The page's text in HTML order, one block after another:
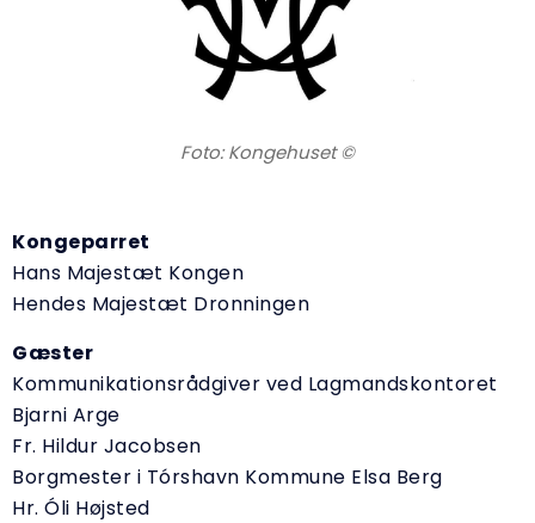
Foto: Kongehuset ©
Kongeparret
Hans Majestæt Kongen
Hendes Majestæt Dronningen
Gæster
Kommunikationsrådgiver ved Lagmandskontoret
Bjarni Arge
Fr. Hildur Jacobsen
Borgmester i Tórshavn Kommune Elsa Berg
Hr. Óli Højsted